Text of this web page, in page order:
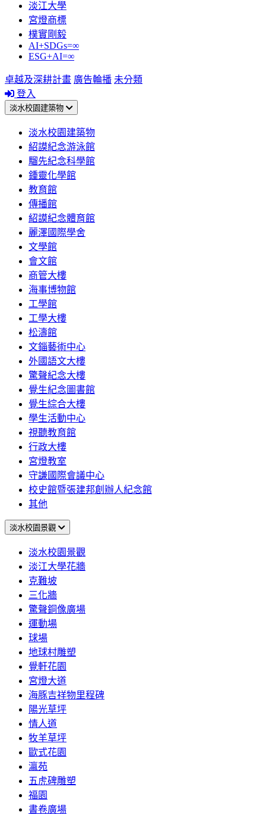
淡江大學
宮燈商標
樸實剛毅
AI+SDGs=∞
ESG+AI=∞
卓越及深耕計畫 廣告輪播 未分類
登入
淡水校園建築物
淡水校園建築物
紹謨紀念游泳館
騮先紀念科學館
鍾靈化學館
教育館
傳播館
紹謨紀念體育館
麗澤國際學舍
文學館
會文館
商管大樓
海事博物館
工學館
工學大樓
松濤館
文錙藝術中心
外國語文大樓
驚聲紀念大樓
覺生紀念圖書館
覺生綜合大樓
學生活動中心
視聽教育館
行政大樓
宮燈教室
守謙國際會議中心
校史館暨張建邦創辦人紀念館
其他
淡水校園景觀
淡水校園景觀
淡江大學花牆
克難坡
三化牆
驚聲銅像廣場
運動場
球場
地球村雕塑
覺軒花園
宮燈大道
海豚吉祥物里程碑
陽光草坪
情人道
牧羊草坪
歐式花園
瀛苑
五虎碑雕塑
福園
書卷廣場